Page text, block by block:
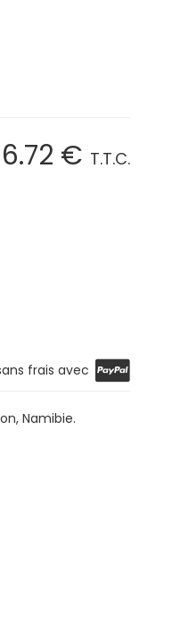
.72 € T.T.C.
frais avec
Namibie.